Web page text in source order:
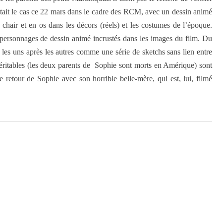
le cas ce 22 mars dans le cadre des RCM, avec un dessin animé
et en os dans les décors (réels) et les costumes de l’époque.
de dessin animé incrustés dans les images du film. Du
uns après les autres comme une série de sketchs sans lien entre
(les deux parents de Sophie sont morts en Amérique) sont
retour de Sophie avec son horrible belle-mère, qui est, lui, filmé